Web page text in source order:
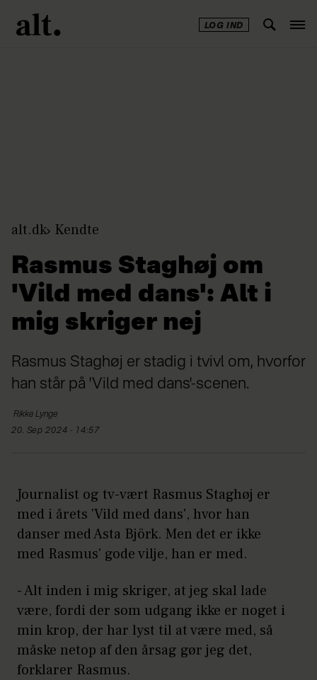
LOG IND
alt.dk Kendte
Rasmus Staghøj om
'Vild med dans': Alt i
mig skriger nej
Rasmus Staghøj er stadig i tvivl om, hvorfor
han står på 'Vild med dans'-scenen.
Rikke Lynge
20. Sep 2024 - 14:57
Journalist og tv-vært Rasmus Staghøj er
med i årets 'Vild med dans', hvor han
danser med Asta Björk. Men det er ikke
med Rasmus' gode vilje, han er med.
- Alt inden i mig skriger, at jeg skal lade
være, fordi der som udgang ikke er noget i
min krop, der har lyst til at være med, så
måske netop af den årsag gør jeg det,
forklarer Rasmus.